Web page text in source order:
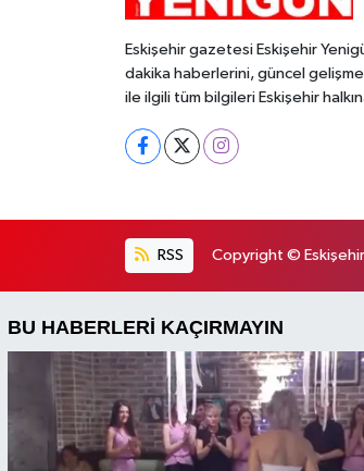
Eskişehir gazetesi Eskişehir
dakika haberlerini, güncel
ile ilgili tüm bilgileri Eskişehir
RSS Copyright © Eskişehir